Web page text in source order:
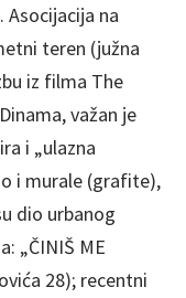
na
teren (južna
iz filma The
važan je
i „ulazna
i murale (grafite),
dio urbanog
„ČINIŠ ME
28); recentni